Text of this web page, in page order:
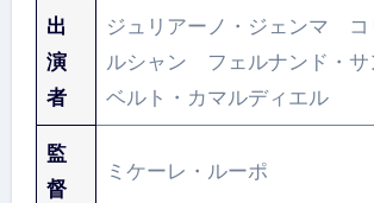
出
演
者
ジュリアーノ・ジェンマ コ
ルシャン フェルナンド・
ベルト・カマルディエル
監
督
ミケーレ・ルーポ